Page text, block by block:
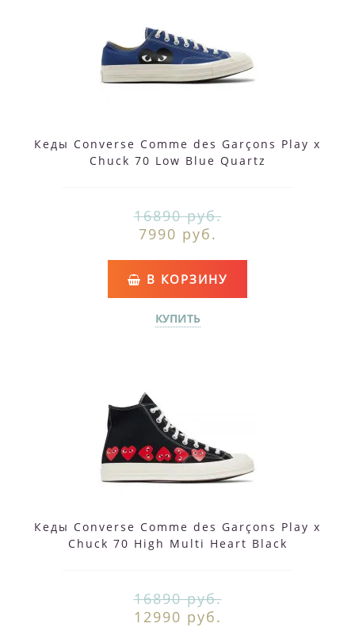
Кеды Converse Comme des Garçons Play x
Chuck 70 Low Blue Quartz
16890 руб.
7990 руб.
В КОРЗИНУ
КУПИТЬ
Кеды Converse Comme des Garçons Play x
Chuck 70 High Multi Heart Black
16890 руб.
12990 руб.